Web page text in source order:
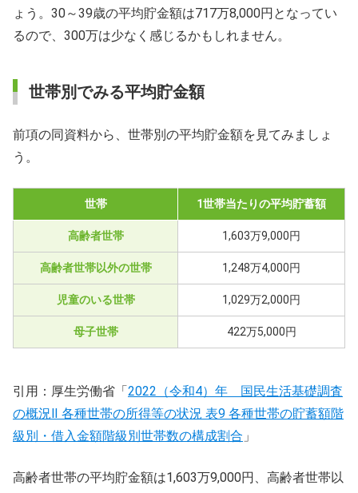
ょう。30～39歳の平均貯金額は717万8,000円となってい
るので、300万は少なく感じるかもしれません。
世帯別でみる平均貯金額
前項の同資料から、世帯別の平均貯金額を見てみましょ
う。
世帯 1世帯当たりの平均貯蓄額
高齢者世帯 1,603万9,000円
高齢者世帯以外の世帯 1,248万4,000円
児童のいる世帯 1,029万2,000円
母子世帯 422万5,000円
引用：厚生労働省「 2022（令和4）年 国民生活基礎調査
の概況Ⅱ 各種世帯の所得等の状況 表9 各種世帯の貯蓄額階
級別・借入金額階級別世帯数の構成割合 」
高齢者世帯の平均貯金額は1,603万9,000円、高齢者世帯以